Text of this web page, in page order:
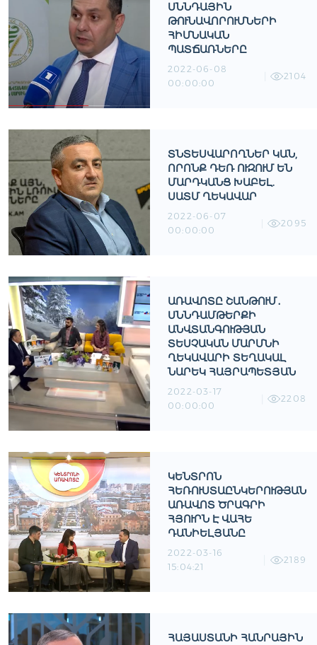
ՍՆՆԴԱՅԻՆ
ԹՈՒՆԱՎՈՐՈՒՄՆԵՐԻ
ՀԻՄՆԱԿԱՆ
ՊԱՏՃԱՌՆԵՐԸ
2022-06-08
00:00:00
2104
ՏՆՏԵՍՎԱՐՈՂՆԵՐ ԿԱՆ,
ՈՐՈՆՔ ԴԵՌ ՈՒԶՈՒՄ ԵՆ
ՄԱՐԴԿԱՆՑ ԽԱԲԵԼ.
ՍԱՏՄ ՂԵԿԱՎԱՐ
2022-06-07
00:00:00
2095
ԱՌԱՎՈՏԸ ՇԱՆԹՈՒՄ․
ՍՆՆԴԱՄԹԵՐՔԻ
ԱՆՎՏԱՆԳՈՒԹՅԱՆ
ՏԵՍՉԱԿԱՆ ՄԱՐՄՆԻ
ՂԵԿԱՎԱՐԻ ՏԵՂԱԿԱԼ
ՆԱՐԵԿ ՀԱՅՐԱՊԵՏՅԱՆ
2022-03-17
00:00:00
2208
ԿԵՆՏՐՈՆ
ՀԵՌՈՒՍՏԱԸՆԿԵՐՈՒԹՅԱՆ
ԱՌԱՎՈՏ ԾՐԱԳՐԻ
ՀՅՈՒՐՆ Է ՎԱՀԵ
ԴԱՆԻԵԼՅԱՆԸ
2022-03-16
15:04:21
2189
ՀԱՅԱՍՏԱՆԻ ՀԱՆՐԱՅԻՆ